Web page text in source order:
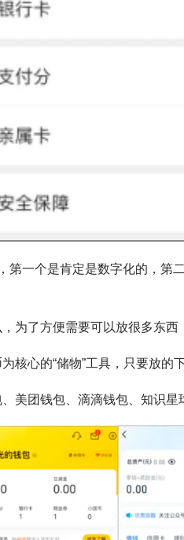
第一个是肯定是数字化的，第
为了方便需要可以放很多东西
核心的“储物”工具，只要放的
美团钱包、滴滴钱包、知识星